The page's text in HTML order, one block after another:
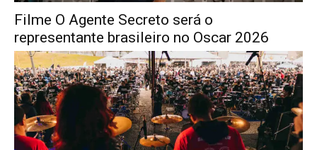
Filme O Agente Secreto será o
representante brasileiro no Oscar 2026